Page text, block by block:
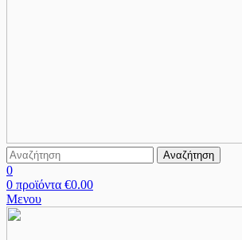
Αναζήτηση
0
0 προϊόντα €0.00
Μενου